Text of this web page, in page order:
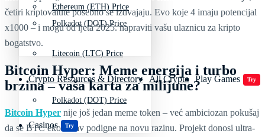
Polkadot (DOT) Price
Crypto Resources & Directory All Crypto Play Games Try
Casinos Try
Ethereum (ETH) Price
Litecoin (LTC) Price
Polkadot (DOT) Price
četiri kriptovalute posebno se izdvajaju. Evo koje 4 imaju potencijal
x1000 – i mogu od ljeta 2025. napraviti vašu ulaznicu za kripto
bogatstvo.
Bitcoin Hyper: Meme energija i turbo
brzina – vaša karta za milijune?
Bitcoin Hyper nije još jedan meme token – već ambiciozan pokušaj
da se BTC ekosustav podigne na novu razinu. Projekt donosi ultra-